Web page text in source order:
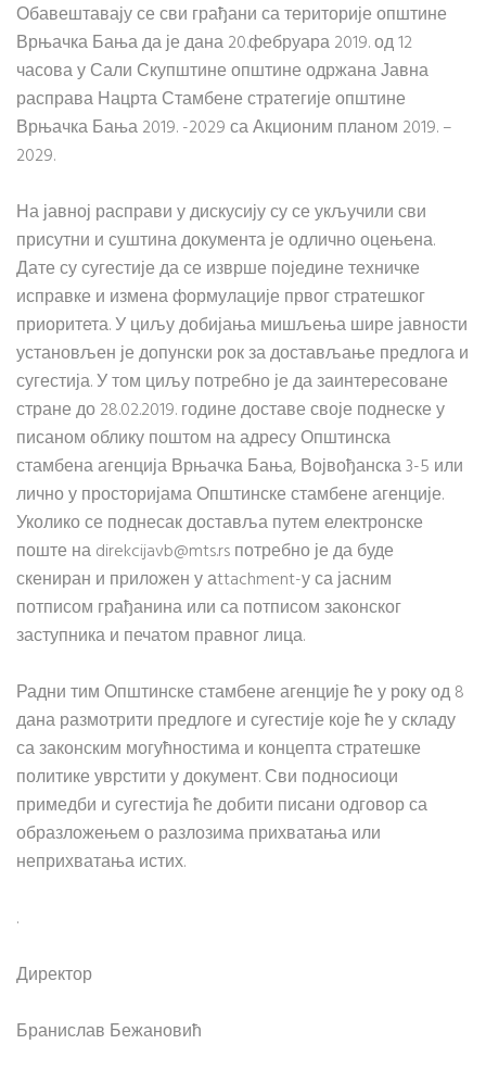
Обавештавају се сви грађани са територије општине
Врњачка Бања да је дана 20.фебруара 2019. од 12
часова у Сали Скупштине општине одржана Јавна
расправа Нацрта Стамбене стратегије општине
Врњачка Бања 2019. -2029 са Акционим планом 2019. –
2029.
На јавној расправи у дискусију су се укључили сви
присутни и суштина документа је одлично оцењена.
Дате су сугестије да се изврше поједине техничке
исправке и измена формулације првог стратешког
приоритета. У циљу добијања мишљења шире јавности
установљен је допунски рок за достављање предлога и
сугестија. У том циљу потребно је да заинтересоване
стране до 28.02.2019. године доставе своје поднеске у
писаном облику поштом на адресу Општинска
стамбена агенција Врњачка Бања, Војвођанска 3-5 или
лично у просторијама Општинске стамбене агенције.
Уколико се поднесак доставља путем електронске
поште на direkcijavb@mts.rs потребно је да буде
скениран и приложен у аttachment-у са јасним
потписом грађанина или са потписом законског
заступника и печатом правног лица.
Радни тим Општинске стамбене агенције ће у року од 8
дана размотрити предлоге и сугестије које ће у складу
са законским могућностима и концепта стратешке
политике уврстити у документ. Сви подносиоци
примедби и сугестија ће добити писани одговор са
образложењем о разлозима прихватања или
неприхватања истих.
.
Директор
Бранислав Бежановић